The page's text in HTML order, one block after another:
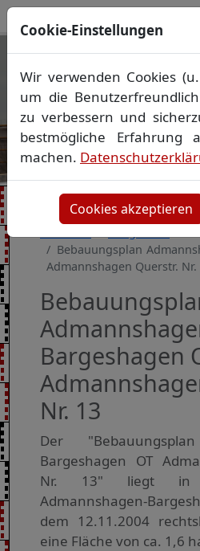
Ihr
Mecklenburg-
Wir vermessen
Lageplan Absteckung▪
Grenzfeststellung▪
Vorheriges Bild
Bebauungsplan
Admannshagen Querstr. Nr.
Bargeshagen
Nr. 13
Der
Bargeshagen OT
Nr. 13" liegt in
Admannshagen-
dem 12.11.2004
eine Fläche von ca. 1,6
Cookie-Einstellungen
Wir verwenden Cookies
um die
zu verbessern und
bestmögliche Erfahrung
machen.
Cookies akzeptieren